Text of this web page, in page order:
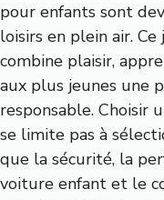
pour enfants sont
loisirs en plein air.
combine plaisir,
aux plus jeunes une
responsable. Choisir
se limite pas à
que la sécurité, la
voiture enfant et le